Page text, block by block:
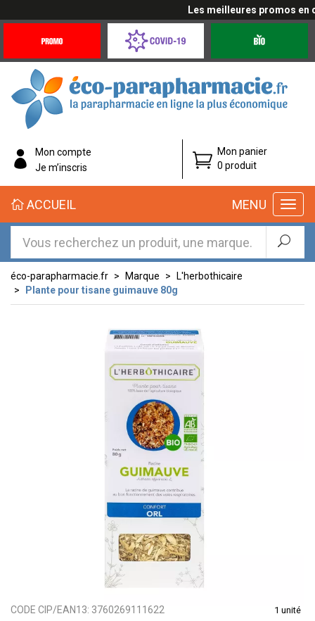
Les meilleures promos en
Offres
Coronavirus
éco-
parapharmacie.fr
éco-
parapharmacie.fr
Mon compte
Je m’inscris
Mon panier
0 produit
MENU
ACCUEIL
éco-parapharmacie.fr Marque
L'herbothicaire
Plante pour tisane guimauve 80g
CODE CIP/EAN13: 3760269111622 1 unité